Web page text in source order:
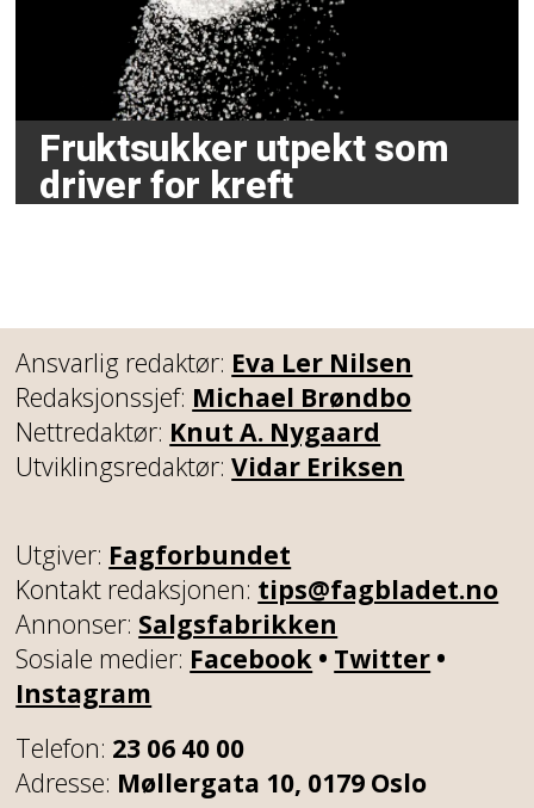
Fruktsukker utpekt som
driver for kreft
Ansvarlig redaktør: Eva Ler Nilsen
Redaksjonssjef: Michael Brøndbo
Nettredaktør: Knut A. Nygaard
Utviklingsredaktør:Vidar Eriksen
Utgiver: Fagforbundet
Kontakt redaksjonen: tips@fagbladet.no
Annonser: Salgsfabrikken
Sosiale medier: Facebook • Twitter •
Instagram
Telefon: 23 06 40 00
Adresse: Møllergata 10, 0179 Oslo